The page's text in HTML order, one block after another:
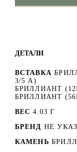
ДЕТАЛИ
ВСТАВКА
3/5 А)
БРИЛЛИАНТ
БРИЛЛИАНТ
ВЕС 4.03 Г
БРЕНД НЕ
КАМЕНЬ